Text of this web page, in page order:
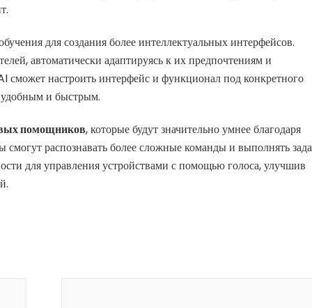
для создания более интеллектуальных интерфейсов.
автоматически адаптируясь к их предпочтениям и
сможет настроить интерфейс и функционал под конкретного
удобным и быстрым.
помощников, которые будут значительно умнее благодаря
распознавать более сложные команды и выполнять
для управления устройствами с помощью голоса, улучшив